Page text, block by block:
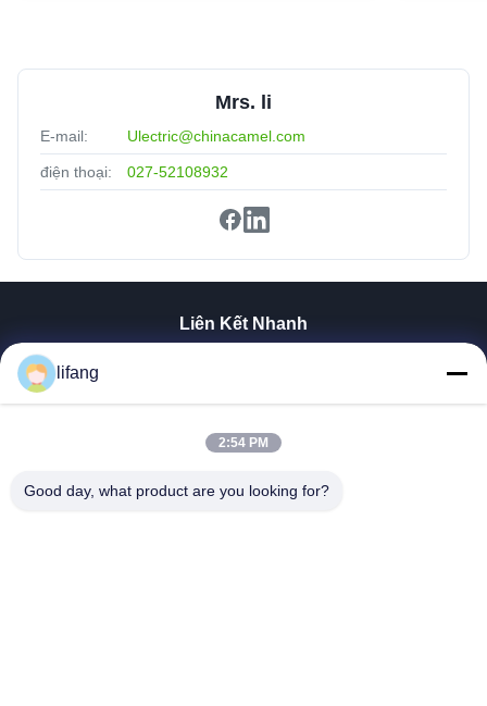
Mrs. li
E-mail: Ulectric@chinacamel.com
điện thoại: 027-52108932
Liên Kết Nhanh
Tham Quan Nhà Máy
Liên Hệ Chúng Tôi
lifang
2:54 PM
Good day, what product are you looking for?